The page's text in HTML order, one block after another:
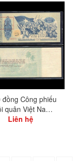
đồng Công phiếu
quân Việt Nam
Cộng Hòa
Liên hệ